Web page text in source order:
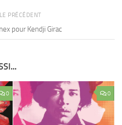
PRÉCÉDENT
pour Kendji Girac
0 0